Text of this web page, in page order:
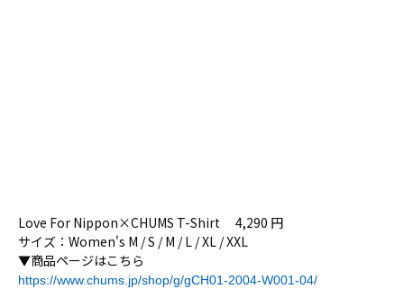
Love For Nippon×CHUMS T-Shirt 4,290 円
サイズ：Women's M / S / M / L / XL / XXL
▼商品ページはこちら
https://www.chums.jp/shop/g/gCH01-2004-W001-04/